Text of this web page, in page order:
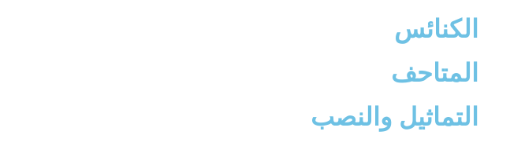
الكنائس
المتاحف
التماثيل والنصب